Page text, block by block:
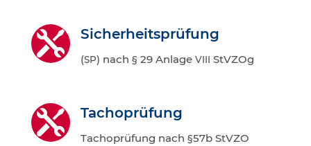
 Sicher­heits­prü­fung
(SP) nach § 29 Anla­geVIII StV­ZOg
 Tachop­rü­fung
Tachop­rü­fung nach§57b StV­ZO